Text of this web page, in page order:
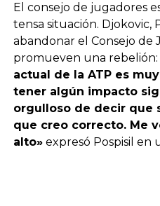
El consejo de jugadores
tensa situación. Djokovic,
abandonar el Consejo de
promueven una rebelión:
actual de la ATP es
tener algún impacto
orgulloso de decir que
que creo correcto. Me
alto»expresó Pospisil en